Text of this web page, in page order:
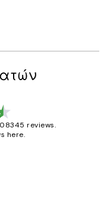
reviews.
here.